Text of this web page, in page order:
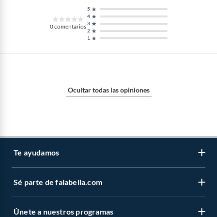
0comentarios
1
2
3
4
5
Ocultar todas las opiniones
Te ayudamos
Venta telefónica
Sé parte de falabella.com
Vende en falabella.com
Únete a nuestros programas